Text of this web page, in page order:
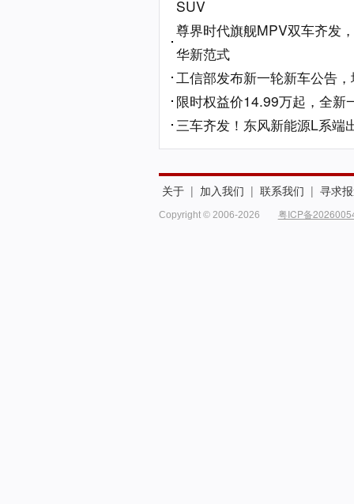
SUV
尊界时代旗舰MPV双车齐发
华新范式
工信部发布新一轮新车公告
限时权益价14.99万起，全
三车齐发！东风新能源L系端
关于 | 加入我们 | 联系我们 | 寻求
Copyright © 2006-2026 粤ICP备